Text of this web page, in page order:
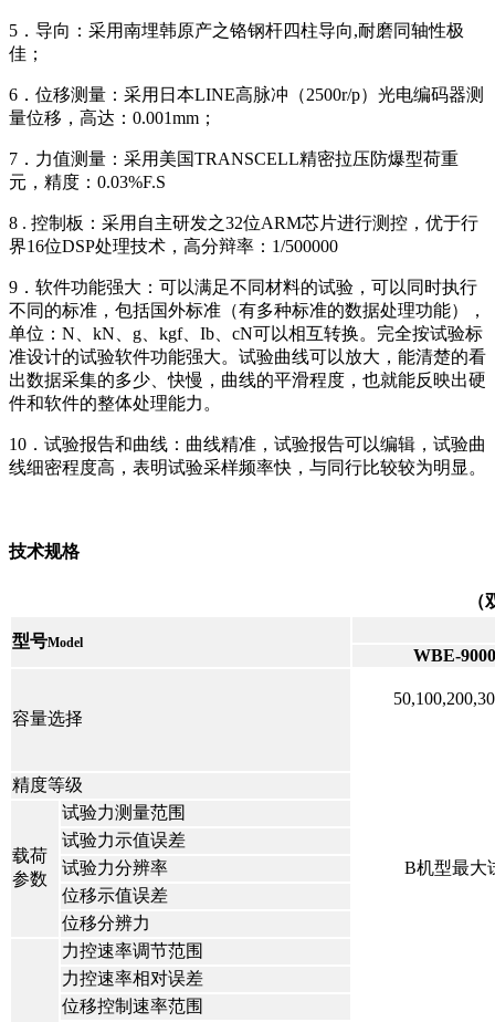
5．导向：采用南埋韩原产之铬钢杆四柱导向,耐磨同轴性极
佳；
6．位移测量：采用日本LINE高脉冲（2500r/p）光电编码器测
量位移，高达：0.001mm；
7．力值测量：采用美国TRANSCELL精密拉压防爆型荷重
元，精度：0.03%F.S
8 . 控制板：采用自主研发之32位ARM芯片进行测控，优于行
界16位DSP处理技术，高分辩率：1/500000
9．软件功能强大：可以满足不同材料的试验，可以同时执行
不同的标准，包括国外标准（有多种标准的数据处理功能），
单位：N、kN、g、kgf、Ib、cN可以相互转换。完全按试验标
准设计的试验软件功能强大。试验曲线可以放大，能清楚的看
出数据采集的多少、快慢，曲线的平滑程度，也就能反映出硬
件和软件的整体处理能力。
10．试验报告和曲线：曲线精准，试验报告可以编辑，试验曲
线细密程度高，表明试验采样频率快，与同行比较较为明显。
技术规格
型号Model
WBE-
容量选择
精度等级
载荷
参数
试验力测量范围
试验力示值误差
试验力分辨率
B机型最大
位移示值误差
位移分辨力
力控速率调节范围
力控速率相对误差
位移控制速率范围